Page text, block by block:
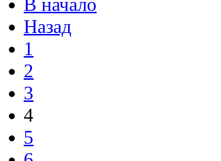
В начало
Назад
1
2
3
4
5